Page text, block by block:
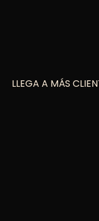
LLEGA A MÁS